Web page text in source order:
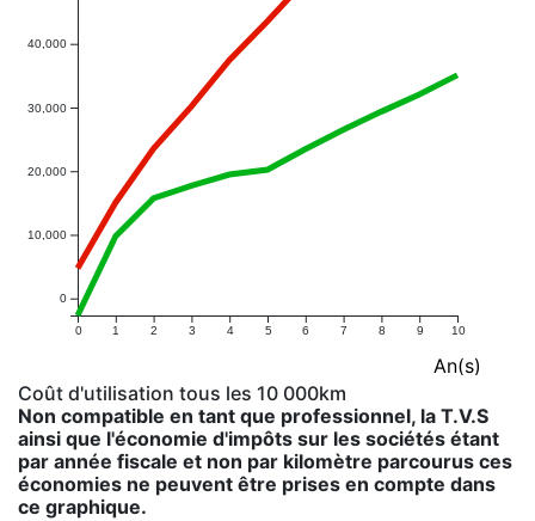
0 1 2 3 4 5 6 7 8 9 10
0
10,000
20,000
30,000
40,000
An(s)
Coût d'utilisation tous les 10 000km
Non compatible en tant que professionnel, la T.V.S
ainsi que l'économie d'impôts sur les sociétés étant
par année fiscale et non par kilomètre parcourus ces
économies ne peuvent être prises en compte dans
ce graphique.